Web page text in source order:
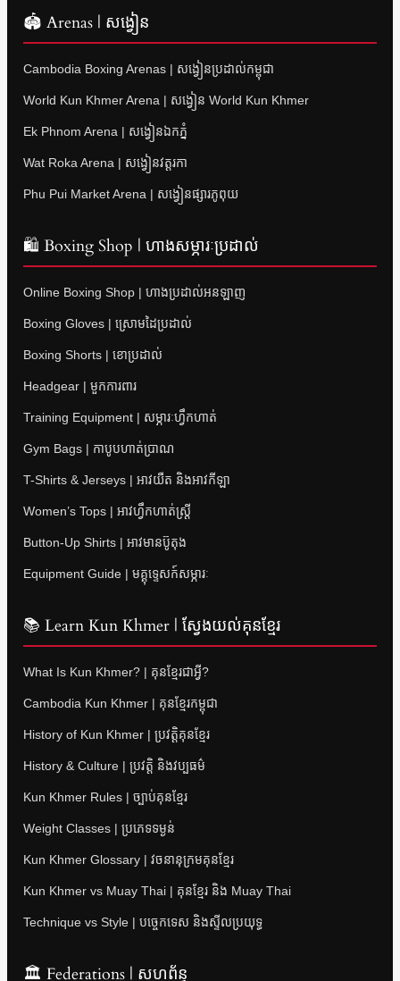
🏟 Arenas | សង្វៀន
Cambodia Boxing Arenas | សង្វៀនប្រដាល់កម្ពុជា
World Kun Khmer Arena | សង្វៀន World Kun Khmer
Ek Phnom Arena | សង្វៀនឯកភ្នំ
Wat Roka Arena | សង្វៀនវត្តរកា
Phu Pui Market Arena | សង្វៀនផ្សារភូពុយ
🛍 Boxing Shop | ហាងសម្ភារៈប្រដាល់
Online Boxing Shop | ហាងប្រដាល់អនឡាញ
Boxing Gloves | ស្រោមដៃប្រដាល់
Boxing Shorts | ខោប្រដាល់
Headgear | មួកការពារ
Training Equipment | សម្ភារៈហ្វឹកហាត់
Gym Bags | កាបូបហាត់ប្រាណ
T-Shirts & Jerseys | អាវយឺត និងអាវកីឡា
Women’s Tops | អាវហ្វឹកហាត់ស្ត្រី
Button-Up Shirts | អាវមានប៊ូតុង
Equipment Guide | មគ្គុទ្ទេសក៍សម្ភារៈ
📚 Learn Kun Khmer | ស្វែងយល់គុនខ្មែរ
What Is Kun Khmer? | គុនខ្មែរជាអ្វី?
Cambodia Kun Khmer | គុនខ្មែរកម្ពុជា
History of Kun Khmer | ប្រវត្តិគុនខ្មែរ
History & Culture | ប្រវត្តិ និងវប្បធម៌
Kun Khmer Rules | ច្បាប់គុនខ្មែរ
Weight Classes | ប្រភេទទម្ងន់
Kun Khmer Glossary | វចនានុក្រមគុនខ្មែរ
Kun Khmer vs Muay Thai | គុនខ្មែរ និង Muay Thai
Technique vs Style | បច្ចេកទេស និងស្ទីលប្រយុទ្ធ
🏛 Federations | សហព័ន្ធ